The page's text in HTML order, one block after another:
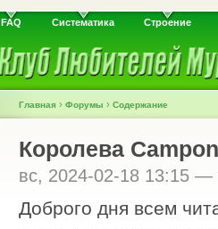
FAQ Систематика Строение
Главная › Форумы › Содержание
Королева
вс, 2024-02-18 13:15 —
Доброго дня всем